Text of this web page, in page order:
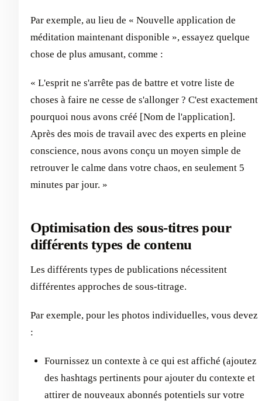
Par exemple, au lieu de « Nouvelle application de
méditation maintenant disponible », essayez quelque
chose de plus amusant, comme :
« L'esprit ne s'arrête pas de battre et votre liste de
choses à faire ne cesse de s'allonger ? C'est exactement
pourquoi nous avons créé [Nom de l'application].
Après des mois de travail avec des experts en pleine
conscience, nous avons conçu un moyen simple de
retrouver le calme dans votre chaos, en seulement 5
minutes par jour. »
Optimisation des sous-titres pour
différents types de contenu
Les différents types de publications nécessitent
différentes approches de sous-titrage.
Par exemple, pour les photos individuelles, vous devez
:
Fournissez un contexte à ce qui est affiché (ajoutez
des hashtags pertinents pour ajouter du contexte et
attirer de nouveaux abonnés potentiels sur votre